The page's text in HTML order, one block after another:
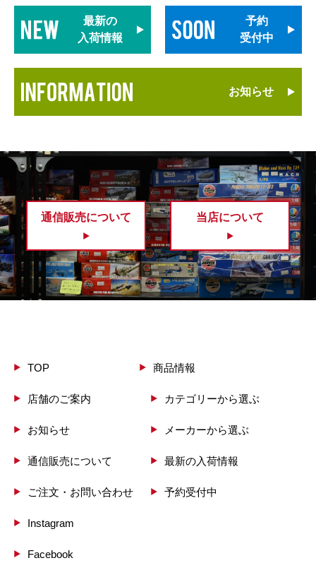
最新の
入荷情報
予約
受付中
お知らせ
通信販売について 当店について
TOP
店舗のご案内
お知らせ
通信販売について
ご注文・お問い合わせ
Instagram
Facebook
商品情報
カテゴリーから選ぶ
メーカーから選ぶ
最新の入荷情報
予約受付中